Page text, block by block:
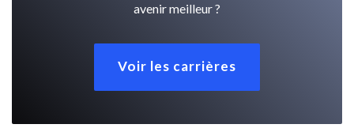
avenir meilleur ?
Voir les carrières